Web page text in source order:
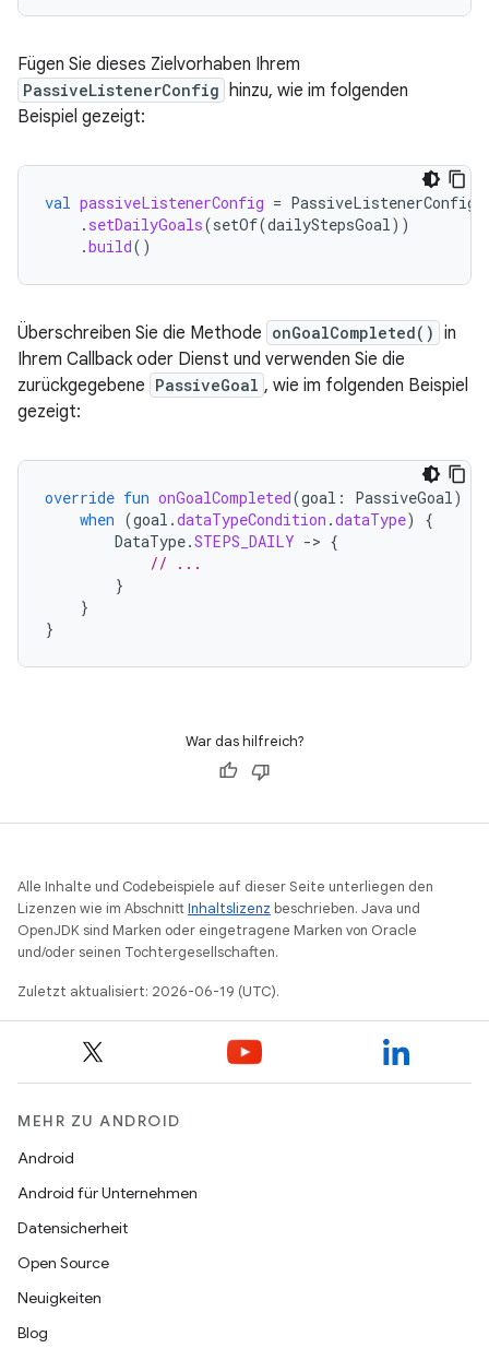
Fügen Sie dieses Zielvorhaben Ihrem
PassiveListenerConfig hinzu, wie im folgenden
Beispiel gezeigt:
val passiveListenerConfig = PassiveListenerConfig
. setDailyGoals(setOf(dailyStepsGoal))
.build()
Überschreiben Sie die Methode onGoalCompleted() in
Ihrem Callback oder Dienst und verwenden Sie die
zurückgegebene PassiveGoal , wie im folgenden Beispiel
gezeigt:
override fun onGoalCompleted(goal : PassiveGoal)
when (goal .dataTypeCondition .dataType)
{
DataType.STEPS_DAILY -> {
// ...
}
}
}
War das hilfreich?
Alle Inhalte und Codebeispiele auf dieser Seite unterliegen den
Lizenzen wie im AbschnittInhaltslizenz beschrieben. Java und
OpenJDK sind Marken oder eingetragene Marken von Oracle
und/oder seinen Tochtergesellschaften.
Zuletzt aktualisiert: 2026-06-19 (UTC).
MEHR ZU ANDROID
Android
Android für Unternehmen
Datensicherheit
Open Source
Neuigkeiten
Blog